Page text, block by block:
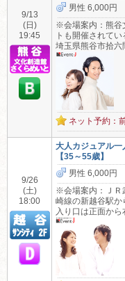
9/13
(日)
19:45
男性 6,000円
※会場案内：熊谷
トも開催されて
埼玉県熊谷市拾六
ネット予約：
9/26
(土)
18:00
大人カジュアル
【35～55歳】
男性 6,000円
※会場案内：ＪＲ
崎線の新越谷駅か
入り口は正面か